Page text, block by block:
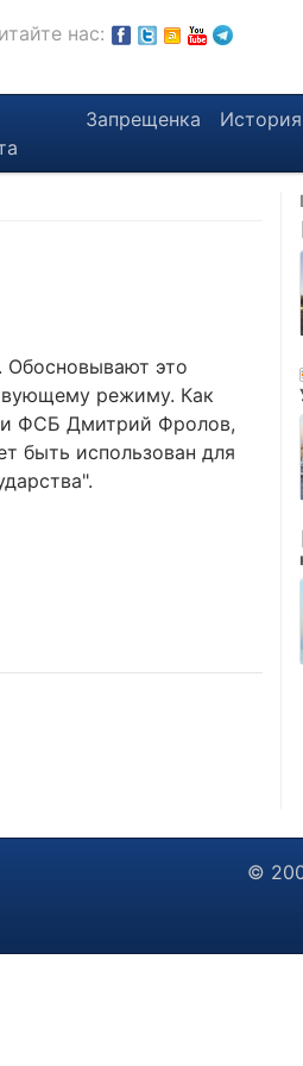
нас:
Запрещенка История
Обосновывают это
режиму. Как
ФСБ Дмитрий Фролов,
быть использован для
©